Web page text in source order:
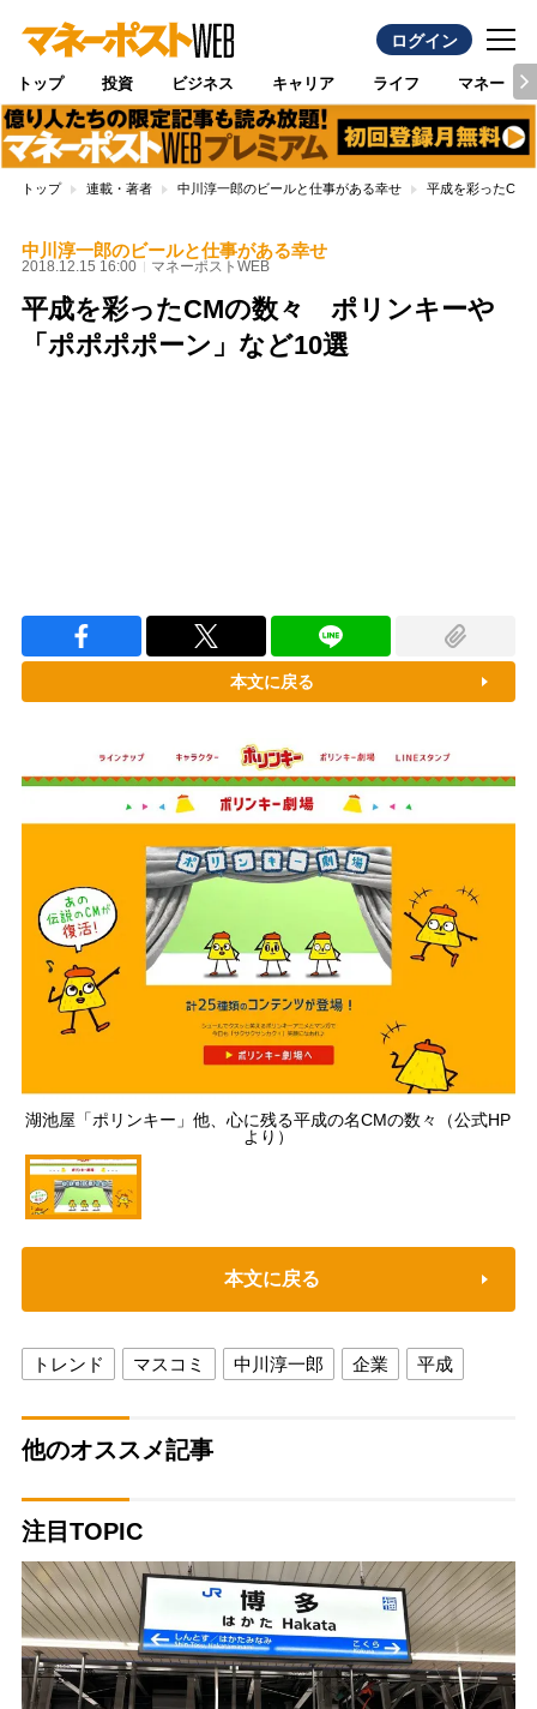
ログイン
トップ 投資 ビジネス キャリア ライフ マネー
トップ 連載・著者 中川淳一郎のビールと仕事がある幸せ 平成を彩ったCM
中川淳一郎のビールと仕事がある幸せ
2018.12.15 16:00 マネーポストWEB
平成を彩ったCMの数々 ポリンキーや
「ポポポポーン」など10選
本文に戻る
湖池屋「ポリンキー」他、心に残る平成の名CMの数々（公式HP
より）
本文に戻る
トレンド マスコミ 中川淳一郎 企業 平成
他のオススメ記事
注目TOPIC